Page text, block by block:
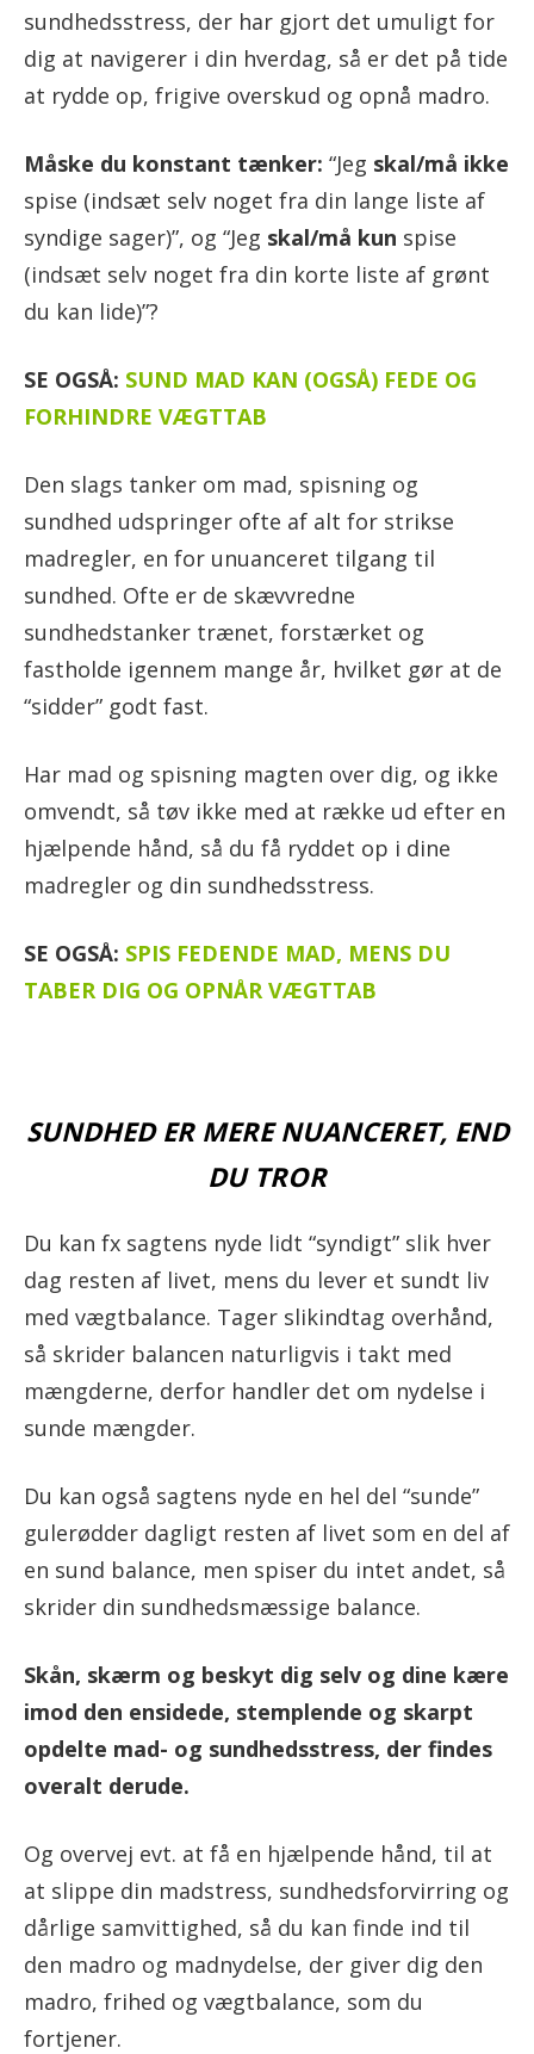
sundhedsstress, der har gjort det umuligt for
dig at navigerer i din hverdag, så er det på tide
at rydde op, frigive overskud og opnå madro.
Måske du konstant tænker: “Jeg skal/må ikke
spise (indsæt selv noget fra din lange liste af
syndige sager)”, og “Jeg skal/må kun spise
(indsæt selv noget fra din korte liste af grønt
du kan lide)”?
SE OGSÅ: SUND MAD KAN (OGSÅ) FEDE OG
FORHINDRE VÆGTTAB
Den slags tanker om mad, spisning og
sundhed udspringer ofte af alt for strikse
madregler, en for unuanceret tilgang til
sundhed. Ofte er de skævvredne
sundhedstanker trænet, forstærket og
fastholde igennem mange år, hvilket gør at de
“sidder” godt fast.
Har mad og spisning magten over dig, og ikke
omvendt, så tøv ikke med at række ud efter en
hjælpende hånd, så du få ryddet op i dine
madregler og din sundhedsstress.
SE OGSÅ: SPIS FEDENDE MAD, MENS DU
TABER DIG OG OPNÅR VÆGTTAB
SUNDHED ER MERE NUANCERET, END
DU TROR
Du kan fx sagtens nyde lidt “syndigt” slik hver
dag resten af livet, mens du lever et sundt liv
med vægtbalance. Tager slikindtag overhånd,
så skrider balancen naturligvis i takt med
mængderne, derfor handler det om nydelse i
sunde mængder.
Du kan også sagtens nyde en hel del “sunde”
gulerødder dagligt resten af livet som en del af
en sund balance, men spiser du intet andet, så
skrider din sundhedsmæssige balance.
Skån, skærm og beskyt dig selv og dine kære
imod den ensidede, stemplende og skarpt
opdelte mad- og sundhedsstress, der findes
overalt derude.
Og overvej evt. at få en hjælpende hånd, til at
at slippe din madstress, sundhedsforvirring og
dårlige samvittighed, så du kan finde ind til
den madro og madnydelse, der giver dig den
madro, frihed og vægtbalance, som du
fortjener.